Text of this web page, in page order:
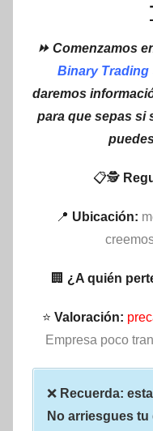
⏩ Comenzamos
Binary Trading
daremos
para que sepas si
📋🕵
📍 Ubicación:
🏢 ¿A quién
⭐ Valoración:
Empresa poco
❌ Recuerda:
No arriesgues